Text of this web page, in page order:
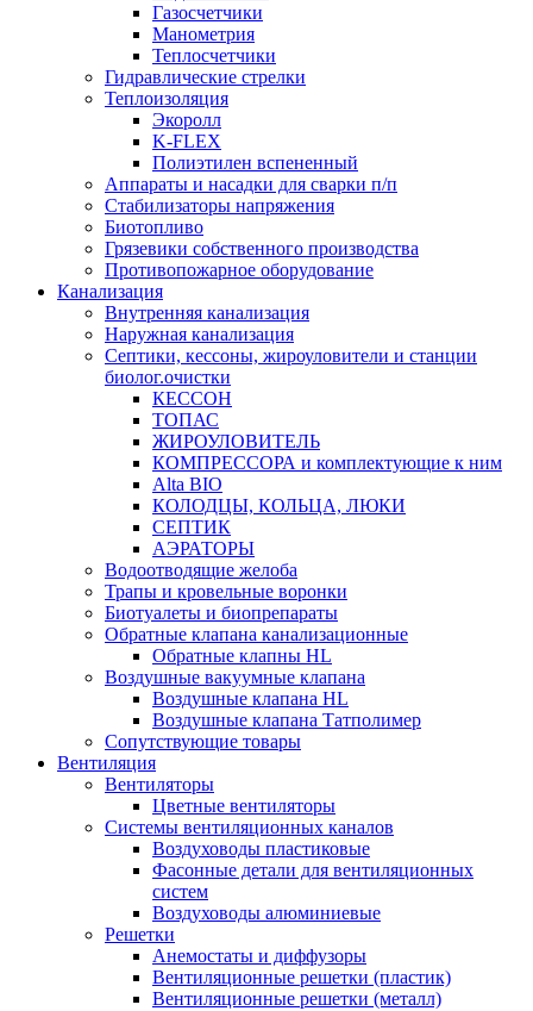
Газосчетчики
Манометрия
Теплосчетчики
Гидравлические стрелки
Теплоизоляция
Экоролл
K-FLEX
Полиэтилен вспененный
Аппараты и насадки для сварки п/п
Стабилизаторы напряжения
Биотопливо
Грязевики собственного производства
Противопожарное оборудование
Канализация
Внутренняя канализация
Наружная канализация
Септики, кессоны, жироуловители и станции
биолог.очистки
КЕССОН
ТОПАС
ЖИРОУЛОВИТЕЛЬ
КОМПРЕССОРА и комплектующие к ним
Alta BIO
КОЛОДЦЫ, КОЛЬЦА, ЛЮКИ
СЕПТИК
АЭРАТОРЫ
Водоотводящие желоба
Трапы и кровельные воронки
Биотуалеты и биопрепараты
Обратные клапана канализационные
Обратные клапны HL
Воздушные вакуумные клапана
Воздушные клапана HL
Воздушные клапана Татполимер
Сопутствующие товары
Вентиляция
Вентиляторы
Цветные вентиляторы
Системы вентиляционных каналов
Воздуховоды пластиковые
Фасонные детали для вентиляционных
систем
Воздуховоды алюминиевые
Решетки
Анемостаты и диффузоры
Вентиляционные решетки (пластик)
Вентиляционные решетки (металл)